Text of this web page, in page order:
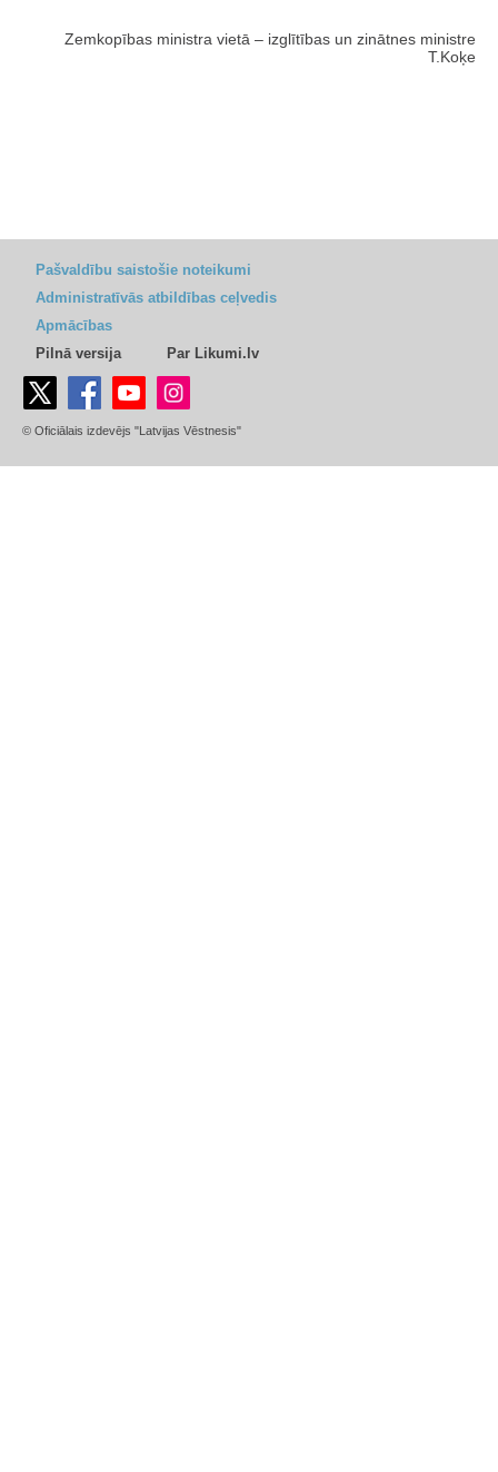
Zemkopības ministra vietā – izglītības un zinātnes ministre
T.Koķe
Pašvaldību saistošie noteikumi
Administratīvās atbildības ceļvedis
Apmācības
Pilnā versija
Par Likumi.lv
© Oficiālais izdevējs "Latvijas Vēstnesis"